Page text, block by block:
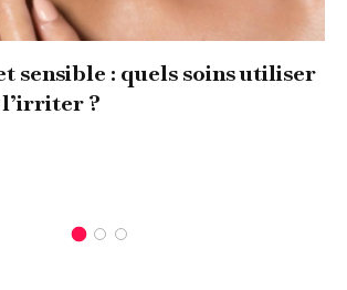
sensible : quels soins utiliser
l’irriter ?